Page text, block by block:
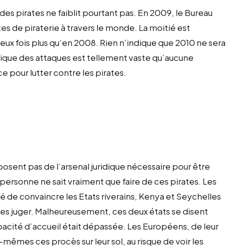
pirates ne faiblit pourtant pas. En 2009, le Bureau
de piraterie à travers le monde. La moitié est
fois plus qu’en 2008. Rien n’indique que 2010 ne sera
des attaques est tellement vaste qu’aucune
pour lutter contre les pirates.
pas de l’arsenal juridique nécessaire pour être
ne sait vraiment que faire de ces pirates. Les
convaincre les Etats riverains, Kenya et Seychelles
juger. Malheureusement, ces deux états se disent
d’accueil était dépassée. Les Européens, de leur
ces procès sur leur sol, au risque de voir les